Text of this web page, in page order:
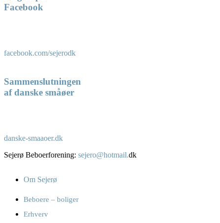
Facebook
facebook.com/sejerodk
Sammenslutningen
af danske småøer
danske-smaaoer.dk
Sejerø Beboerforening: sejero@hotmail.dk
Om Sejerø
Beboere – boliger
Erhverv